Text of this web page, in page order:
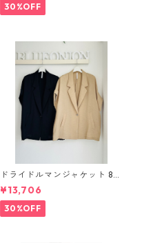
30%OFF
ドライドルマンジャケット 80
268317 dignitecollier
¥13,706
30%OFF